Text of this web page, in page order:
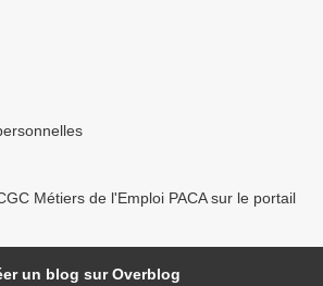
Métiers de l'Emploi PACA sur le portail
un blog sur Overblog